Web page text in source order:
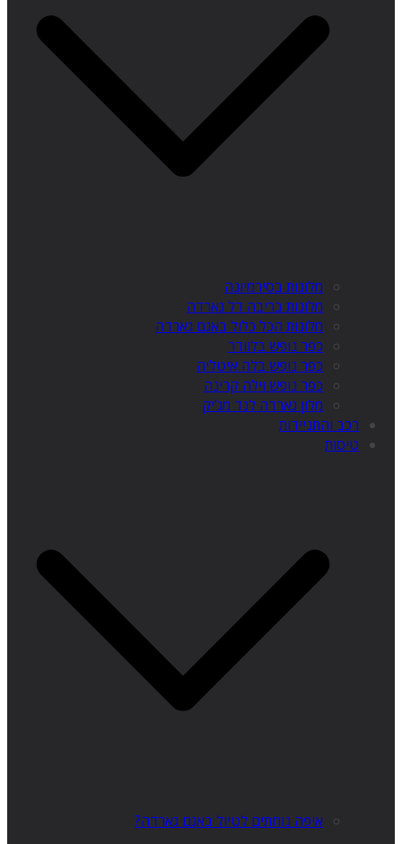
מלונות בסירמיונה
מלונות בריבה דל גארדה
מלונות הכל כלול באגם גארדה
כפר נופש בלוודר
כפר נופש בלה איטליה
כפר נופש וילה קרינה
מלון גארדה לנד מג’יק
רכב והתניידות
טיסות
איפה נוחתים לטיול באגם גארדה?